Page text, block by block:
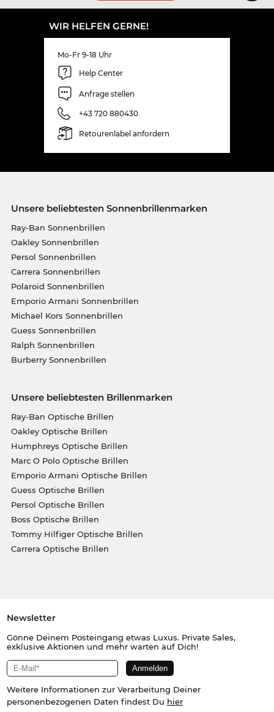
WIR HELFEN GERNE!
Mo-Fr 9-18 Uhr
Help Center
Anfrage stellen
+43 720 880430
Retourenlabel anfordern
Unsere beliebtesten Sonnenbrillenmarken
Ray-Ban Sonnenbrillen
Oakley Sonnenbrillen
Persol Sonnenbrillen
Carrera Sonnenbrillen
Polaroid Sonnenbrillen
Emporio Armani Sonnenbrillen
Michael Kors Sonnenbrillen
Guess Sonnenbrillen
Ralph Sonnenbrillen
Burberry Sonnenbrillen
Unsere beliebtesten Brillenmarken
Ray-Ban Optische Brillen
Oakley Optische Brillen
Humphreys Optische Brillen
Marc O Polo Optische Brillen
Emporio Armani Optische Brillen
Guess Optische Brillen
Persol Optische Brillen
Boss Optische Brillen
Tommy Hilfiger Optische Brillen
Carrera Optische Brillen
Newsletter
Gönne Deinem Posteingang etwas Luxus. Private Sales,
exklusive Aktionen und mehr warten auf Dich!
Weitere Informationen zur Verarbeitung Deiner
personenbezogenen Daten findest Du hier